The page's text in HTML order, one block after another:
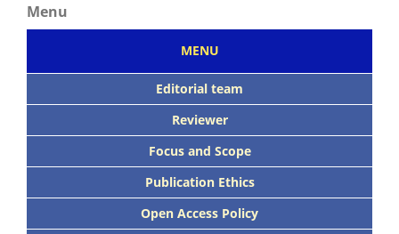
Menu
MENU
Editorial team
Reviewer
Focus and Scope
Publication Ethics
Open Access Policy